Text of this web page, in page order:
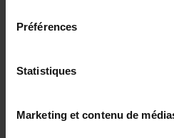
Préférences
Statistiques
Marketing et contenu de
Content